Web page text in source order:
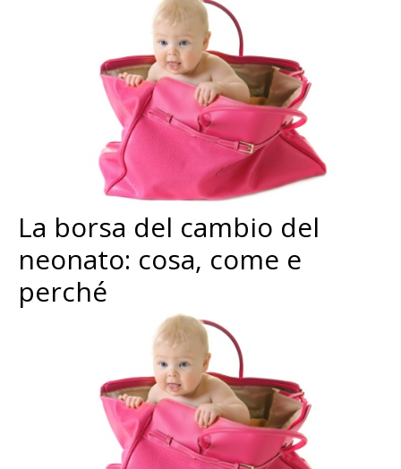
La borsa del cambio del
neonato: cosa, come e
perché